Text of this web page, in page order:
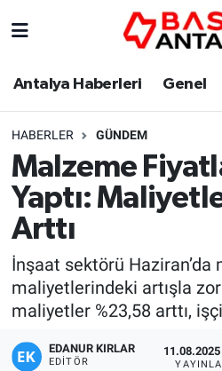
Antalya Haberleri Genel
HABERLER GÜNDEM
Malzeme
Yaptı:
Arttı
İnşaat sektörü Haziran’da
maliyetlerindeki artışla
maliyetler %23,58 arttı,
EDANUR KIRLAR
EDITÖR